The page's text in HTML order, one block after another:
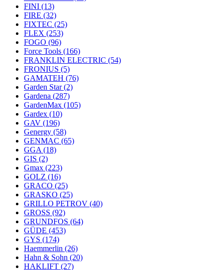
FINI (13)
FIRE (32)
FIXTEC (25)
FLEX (253)
FOGO (96)
Force Tools (166)
FRANKLIN ELECTRIC (54)
FRONIUS (5)
GAMATEH (76)
Garden Star(2)
Gardena (287)
GardenMax (105)
Gardex (10)
GAV (196)
Genergy (58)
GENMAC (65)
GGA (18)
GIS (2)
Gmax (223)
GOLZ (16)
GRACO (25)
GRASKO (25)
GRILLO PETROV (40)
GROSS (92)
GRUNDFOS (64)
GÜDE (453)
GYS (174)
Haemmerlin (26)
Hahn & Sohn (20)
HAKLIFT (27)